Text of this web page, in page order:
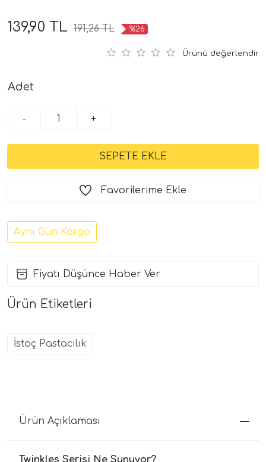
139,90 TL 191,26 TL %26
Ürünü değerlendir
Adet
- +
Favorilerime Ekle
Aynı Gün Kargo
Fiyatı Düşünce Haber Ver
Ürün Etiketleri
İstoç Pastacılık
Ürün Açıklaması
Twinkles Serisi Ne Sunuyor?